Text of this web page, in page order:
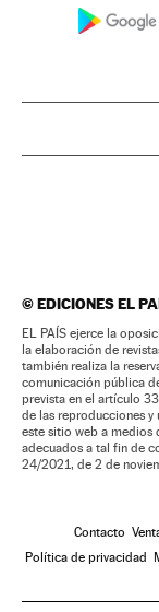
©EDICIONES EL
EL PAÍS ejerce la
la elaboración de
también realiza la
comunicación pública
prevista en el artículo
de las reproducciones y
este sitio web a medios
adecuados a tal fin de
24/2021, de 2 de
Contacto
Política de privacidad